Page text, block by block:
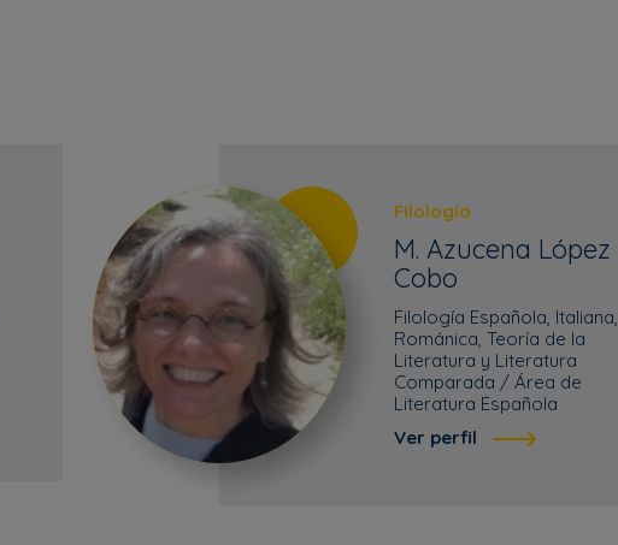
Filología
M. Azucena López
Cobo
Filología Española, Italiana,
Románica, Teoría de la
Literatura y Literatura
Comparada / Área de
Literatura Española
Ver perfil